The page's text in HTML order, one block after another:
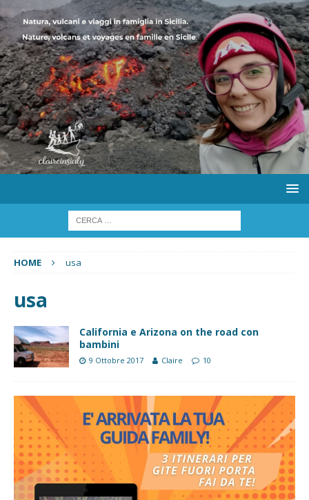
HOME usa
usa
California e Arizona on the road con
bambini
9 Ottobre 2017 Claire 10